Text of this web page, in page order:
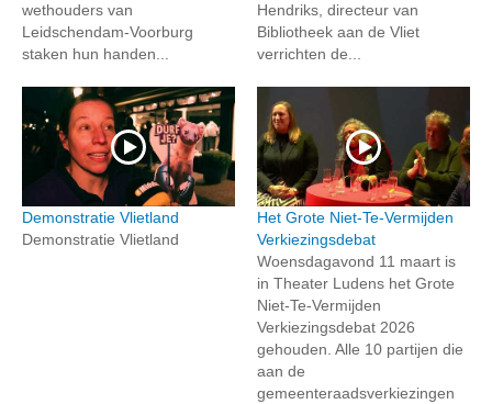
wethouders van
Leidschendam-Voorburg
staken hun handen...
Hendriks, directeur van
Bibliotheek aan de Vliet
verrichten de...
Demonstratie Vlietland
Demonstratie Vlietland
Het Grote Niet-Te-Vermijden
Verkiezingsdebat
Woensdagavond 11 maart is
in Theater Ludens het Grote
Niet-Te-Vermijden
Verkiezingsdebat 2026
gehouden. Alle 10 partijen die
aan de
gemeenteraadsverkiezingen